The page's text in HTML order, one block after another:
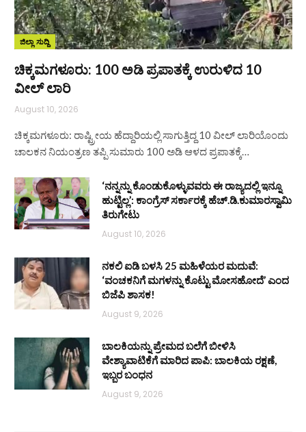
ಜಿಲ್ಲಾ ಸುದ್ದಿ
ಚಿಕ್ಕಮಗಳೂರು: 100 ಅಡಿ ಪ್ರಪಾತಕ್ಕೆ ಉರುಳಿದ 10
ವೀಲ್ ಲಾರಿ
August 10, 2026
ಚಿಕ್ಕಮಗಳೂರು: ರಾಷ್ಟ್ರೀಯ ಹೆದ್ದಾರಿಯಲ್ಲಿ ಸಾಗುತ್ತಿದ್ದ 10 ವೀಲ್ ಲಾರಿಯೊಂದು
ಚಾಲಕನ ನಿಯಂತ್ರಣ ತಪ್ಪಿ ಸುಮಾರು 100 ಅಡಿ ಆಳದ ಪ್ರಪಾತಕ್ಕೆ…
‘ನನ್ನನ್ನು ಕೊಂಡುಕೊಳ್ಳುವವರು ಈ ರಾಜ್ಯದಲ್ಲಿ ಇನ್ನೂ
ಹುಟ್ಟಿಲ್ಲ’: ಕಾಂಗ್ರೆಸ್ ಸರ್ಕಾರಕ್ಕೆ ಹೆಚ್.ಡಿ.ಕುಮಾರಸ್ವಾಮಿ
ತಿರುಗೇಟು
August 10, 2026
ನಕಲಿ ಐಡಿ ಬಳಸಿ 25 ಮಹಿಳೆಯರ ಮದುವೆ:
‘ವಂಚಕನಿಗೆ ಮಗಳನ್ನು ಕೊಟ್ಟು ಮೋಸಹೋದೆ’ ಎಂದ
ಬಿಜೆಪಿ ಶಾಸಕ!
August 9, 2026
ಬಾಲಕಿಯನ್ನು ಪ್ರೇಮದ ಬಲೆಗೆ ಬೀಳಿಸಿ
ವೇಶ್ಯಾವಾಟಿಕೆಗೆ ಮಾರಿದ ಪಾಪಿ: ಬಾಲಕಿಯ ರಕ್ಷಣೆ,
ಇಬ್ಬರ ಬಂಧನ
August 9, 2026